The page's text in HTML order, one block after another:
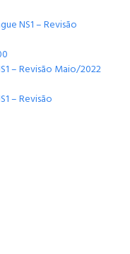
NS1 – Revisão
– Revisão Maio/2022
– Revisão